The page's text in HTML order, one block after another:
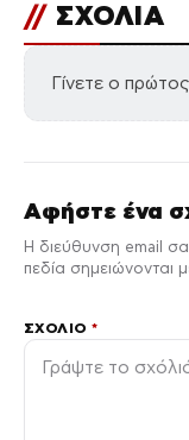
// ΣΧΟΛΙΑ
Γίνετε ο
Αφήστε ένα
Η διεύθυνση email
πεδία σημειώνονται
ΣΧΌΛΙΟ*